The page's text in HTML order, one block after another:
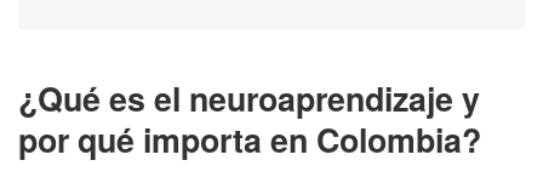
¿Qué es el neuroaprendizaje y
por qué importa en Colombia?